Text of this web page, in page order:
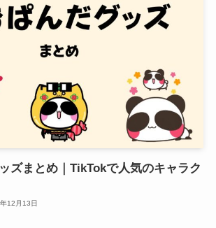
ズまとめ｜TikTokで人気のキャラク
12月13日